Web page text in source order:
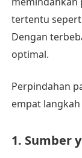
tertentu
Dengan
optimal.
Perpindahan
empat langkah
1. Sumber